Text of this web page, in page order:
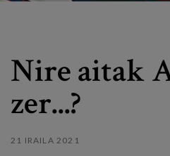
Nire aitak
zer...?
21 IRAILA 2021